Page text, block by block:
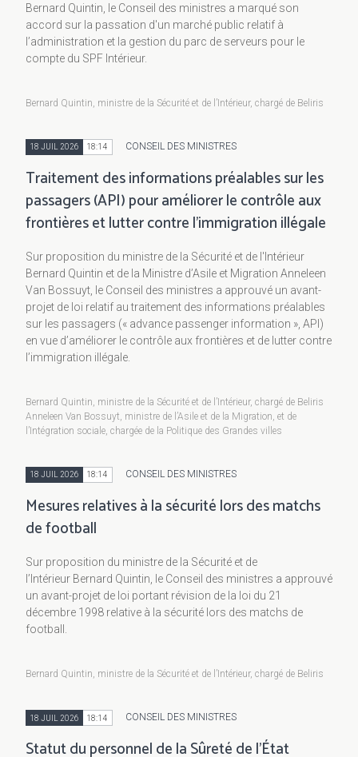
Bernard Quintin, le Conseil des ministres a marqué son
accord sur la passation d'un marché public relatif à
l’administration et la gestion du parc de serveurs pour le
compte du SPF Intérieur.
Bernard Quintin, ministre de la Sécurité et de l’Intérieur, chargé de Beliris
18 JUIL 2026 18:14 CONSEIL DES MINISTRES
Traitement des informations préalables sur les
passagers (API) pour améliorer le contrôle aux
frontières et lutter contre l’immigration illégale
Sur proposition du ministre de la Sécurité et de l'Intérieur
Bernard Quintin et de la Ministre d’Asile et Migration Anneleen
Van Bossuyt, le Conseil des ministres a approuvé un avant-
projet de loi relatif au traitement des informations préalables
sur les passagers (« advance passenger information », API)
en vue d’améliorer le contrôle aux frontières et de lutter contre
l’immigration illégale.
Bernard Quintin, ministre de la Sécurité et de l’Intérieur, chargé de Beliris
Anneleen Van Bossuyt, ministre de l’Asile et de la Migration, et de
l’Intégration sociale, chargée de la Politique des Grandes villes
18 JUIL 2026 18:14 CONSEIL DES MINISTRES
Mesures relatives à la sécurité lors des matchs
de football
Sur proposition du ministre de la Sécurité et de
l’Intérieur Bernard Quintin, le Conseil des ministres a approuvé
un avant-projet de loi portant révision de la loi du 21
décembre 1998 relative à la sécurité lors des matchs de
football.
Bernard Quintin, ministre de la Sécurité et de l’Intérieur, chargé de Beliris
18 JUIL 2026 18:14 CONSEIL DES MINISTRES
Statut du personnel de la Sûreté de l'État